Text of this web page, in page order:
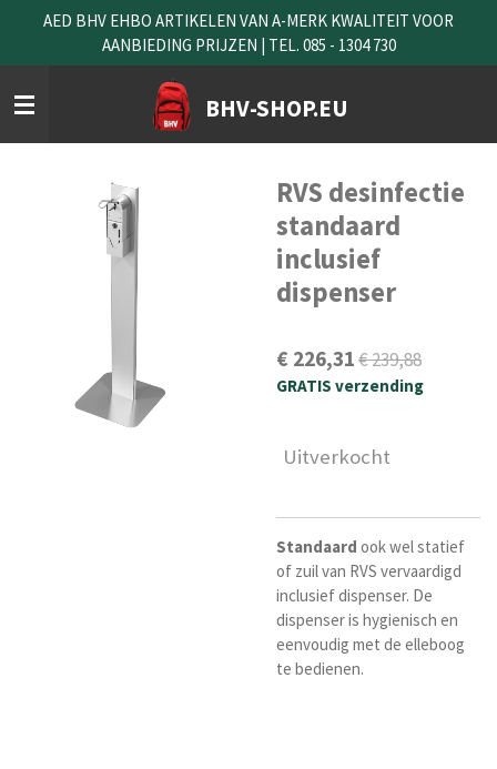
naar
de
hoofdinhoud
BHV-SHOP.EU
AED BHV EHBO ARTIKELEN VAN A-MERK KWALITEIT VOOR
AANBIEDING PRIJZEN | TEL. 085 - 1304 730
RVS desinfectie
standaard
inclusief
dispenser
€ 226,31€ 239,88
GRATIS verzending
Uitverkocht
Standaard ook wel statief
of zuil van RVS vervaardigd
inclusief dispenser. De
dispenser is hygienisch en
eenvoudig met de elleboog
te bedienen.